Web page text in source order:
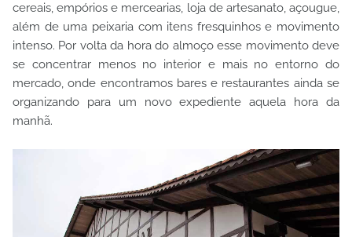
cereais, empórios e mercearias, loja de artesanato, açougue,
além de uma peixaria com itens fresquinhos e movimento
intenso. Por volta da hora do almoço esse movimento deve
se concentrar menos no interior e mais no entorno do
mercado, onde encontramos bares e restaurantes ainda se
organizando para um novo expediente aquela hora da
manhã.